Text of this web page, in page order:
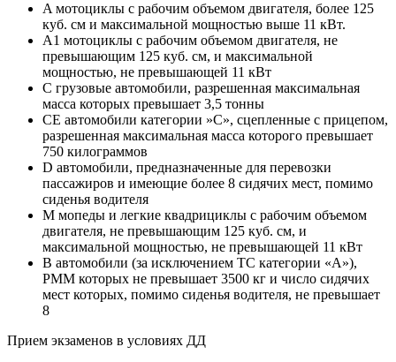
A мотоциклы с рабочим объемом двигателя, более 125
куб. см и максимальной мощностью выше 11 кВт.
A1 мотоциклы с рабочим объемом двигателя, не
превышающим 125 куб. см, и максимальной
мощностью, не превышающей 11 кВт
C грузовые автомобили, разрешенная максимальная
масса которых превышает 3,5 тонны
CE автомобили категории »С», сцепленные с прицепом,
разрешенная максимальная масса которого превышает
750 килограммов
D автомобили, предназначенные для перевозки
пассажиров и имеющие более 8 сидячих мест, помимо
сиденья водителя
M мопеды и легкие квадрициклы с рабочим объемом
двигателя, не превышающим 125 куб. см, и
максимальной мощностью, не превышающей 11 кВт
B автомобили (за исключением ТС категории «A»),
РММ которых не превышает 3500 кг и число сидячих
мест которых, помимо сиденья водителя, не превышает
8
Прием экзаменов в условиях ДД